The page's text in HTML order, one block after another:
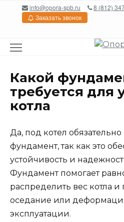
Перейтиinfo@opora-spb.ru
8 (812)
Заказать звонок
Какой
требуется для
котла
Да, под котел
фундамент, так как это
устойчивость и
Фундамент помогает
распределить вес котла и
оседание или
эксплуатации.